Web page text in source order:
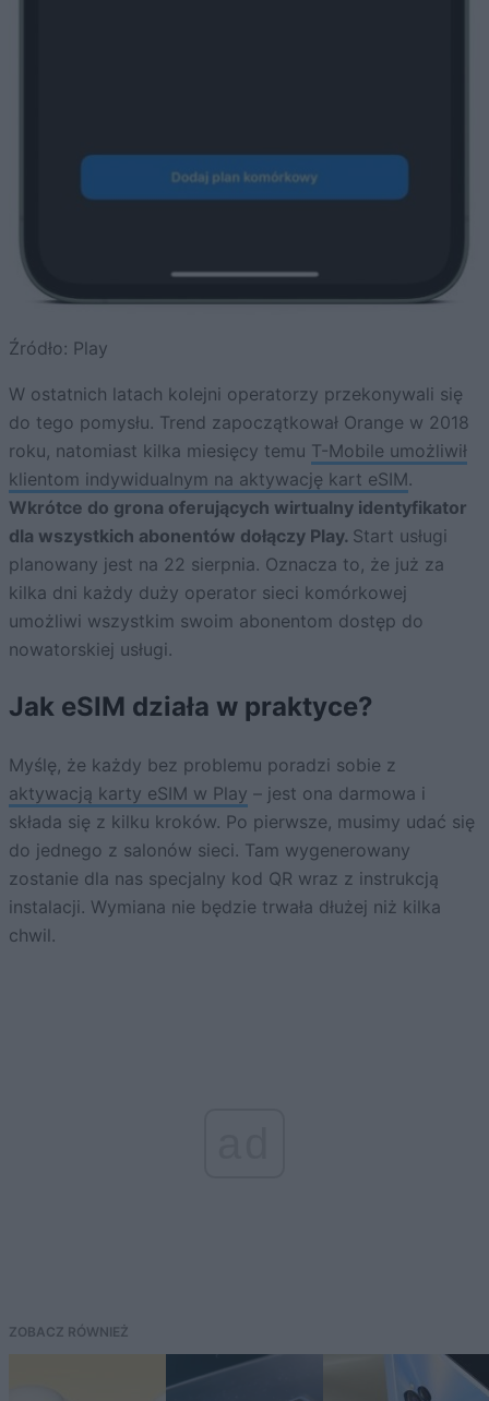
Źródło: Play
W ostatnich latach kolejni operatorzy przekonywali się
do tego pomysłu. Trend zapoczątkował Orange w 2018
roku, natomiast kilka miesięcy temu T-Mobile umożliwił
klientom indywidualnym na aktywację kart eSIM.
Wkrótce do grona oferujących wirtualny identyfikator
dla wszystkich abonentów dołączy Play. Start usługi
planowany jest na 22 sierpnia. Oznacza to, że już za
kilka dni każdy duży operator sieci komórkowej
umożliwi wszystkim swoim abonentom dostęp do
nowatorskiej usługi.
Jak eSIM działa w praktyce?
Myślę, że każdy bez problemu poradzi sobie z
aktywacją karty eSIM w Play – jest ona darmowa i
składa się z kilku kroków. Po pierwsze, musimy udać się
do jednego z salonów sieci. Tam wygenerowany
zostanie dla nas specjalny kod QR wraz z instrukcją
instalacji. Wymiana nie będzie trwała dłużej niż kilka
chwil.
ZOBACZ RÓWNIEŻ